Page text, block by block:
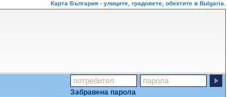
Карта България - улиците, градовете, обектите в Bulgaria.
Забравена парола